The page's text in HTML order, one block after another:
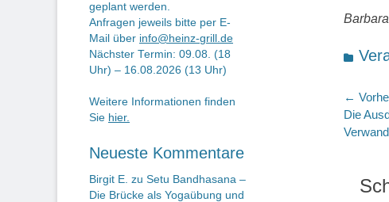
←
Beitrag:
Die
geplant werden.
Anfragen jeweils bitte per E-
Mail über info@heinz-grill.de
Nächster Termin: 09.08. (18
Uhr) – 16.08.2026 (13 Uhr)
Weitere Informationen finden
Sie hier.
Neueste Kommentare
Birgit E. zu Setu Bandhasana –
Die Brücke als Yogaübung und